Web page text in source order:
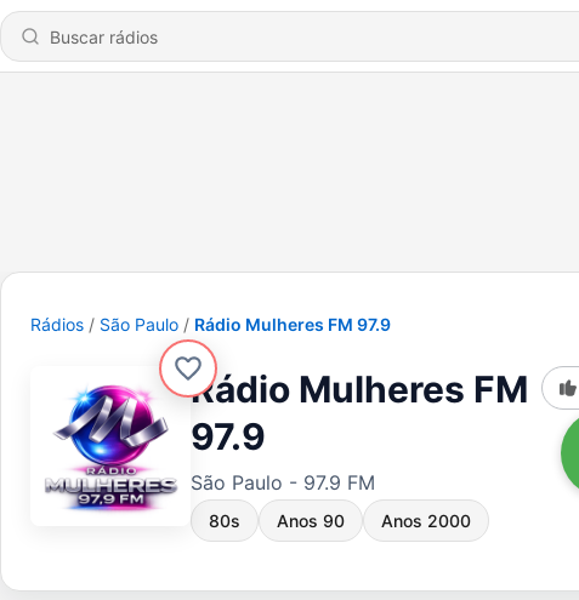
Rádios São Paulo Rádio Mulheres FM 97.9
Rádio Mulheres FM
97.9
São Paulo - 97.9 FM
80s Anos 90 Anos 2000